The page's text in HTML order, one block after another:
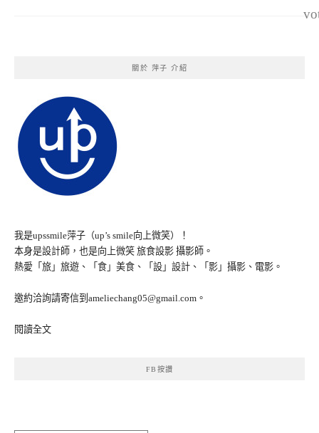
關於 萍子 介紹
我是upssmile萍子（up’s smile向上微笑）！
本身是設計師，也是向上微笑 旅食設影 攝影師。
熱愛「旅」旅遊、「食」美食、「設」設計、「影」攝影、電影。
邀約洽詢請寄信到ameliechang05@gmail.com。
閱讀全文
FB按讚